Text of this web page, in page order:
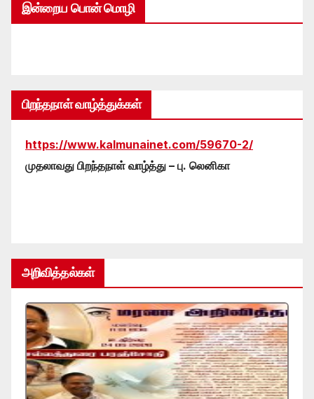
இன்றைய பொன் மொழி
பிறந்தநாள் வாழ்த்துக்கள்
https://www.kalmunainet.com/59670-2/
முதலாவது பிறந்தநாள் வாழ்த்து – பு. லெனிகா
அறிவித்தல்கள்